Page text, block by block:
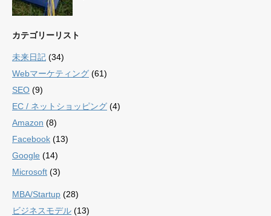
カテゴリーリスト
未来日記 (34)
Webマーケティング (61)
SEO (9)
EC / ネットショッピング (4)
Amazon (8)
Facebook (13)
Google (14)
Microsoft (3)
MBA/Startup (28)
ビジネスモデル (13)